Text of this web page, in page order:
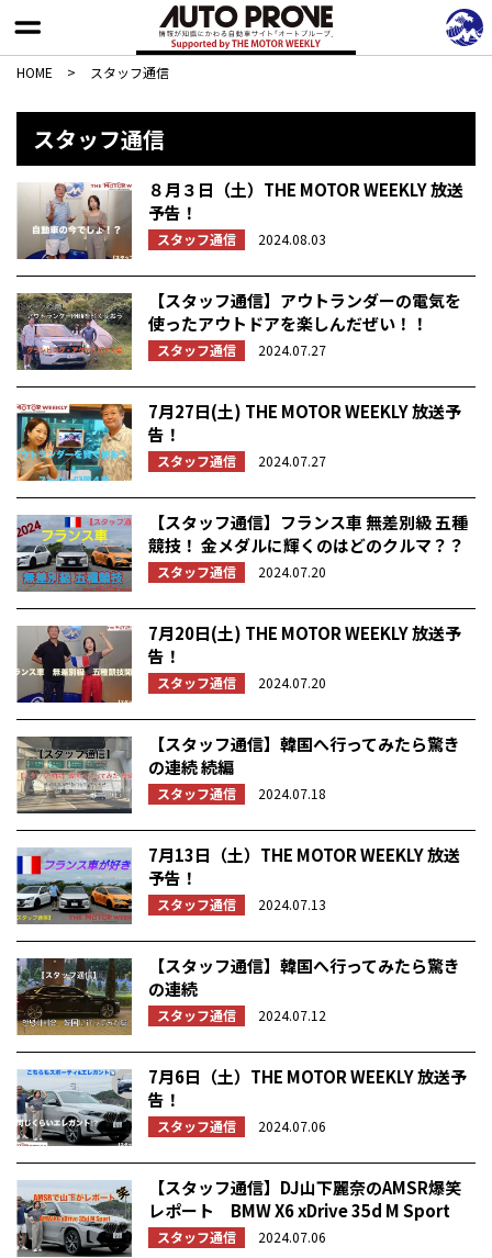
HOME > スタッフ通信
スタッフ通信
８月３日（土）THE MOTOR WEEKLY 放送
予告！
スタッフ通信 2024.08.03
【スタッフ通信】アウトランダーの電気を
使ったアウトドアを楽しんだぜい！！
スタッフ通信 2024.07.27
7月27日(土) THE MOTOR WEEKLY 放送予
告！
スタッフ通信 2024.07.27
【スタッフ通信】フランス車 無差別級 五種
競技！ 金メダルに輝くのはどのクルマ？？
スタッフ通信 2024.07.20
7月20日(土) THE MOTOR WEEKLY 放送予
告！
スタッフ通信 2024.07.20
【スタッフ通信】韓国へ行ってみたら驚き
の連続 続編
スタッフ通信 2024.07.18
7月13日（土）THE MOTOR WEEKLY 放送
予告！
スタッフ通信 2024.07.13
【スタッフ通信】韓国へ行ってみたら驚き
の連続
スタッフ通信 2024.07.12
7月6日（土）THE MOTOR WEEKLY 放送予
告！
スタッフ通信 2024.07.06
【スタッフ通信】DJ山下麗奈のAMSR爆笑
レポート BMW X6 xDrive 35d M Sport
スタッフ通信 2024.07.06